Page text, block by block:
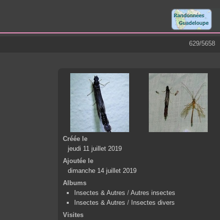
629/5658
Créée le
jeudi 11 juillet 2019
Ajoutée le
dimanche 14 juillet 2019
Albums
Insectes & Autres / Autres insectes
Insectes & Autres / Insectes divers
Visites